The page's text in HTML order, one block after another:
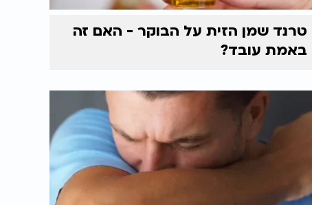
טרנד שמן הזית על הבוקר - האם זה
באמת עובד?